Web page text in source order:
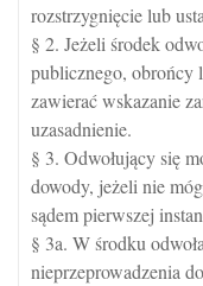
rozstrzygnięcie lub
§ 2. Jeżeli środek
publicznego, obrońcy
zawierać wskazanie
uzasadnienie.
§ 3. Odwołujący się
dowody, jeżeli nie
sądem pierwszej
§ 3a. W środku
nieprzeprowadzenia